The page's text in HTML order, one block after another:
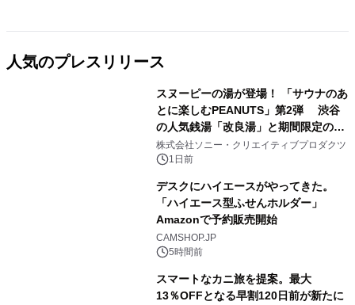
人気のプレスリリース
スヌーピーの湯が登場！ 「サウナのあ
とに楽しむPEANUTS」第2弾 渋谷
の人気銭湯「改良湯」と期間限定のコ
ラボレーション サウナイキタイコラ
ボグッズも発売決定！
株式会社ソニー・クリエイティブプロダクツ
1日前
デスクにハイエースがやってきた。
「ハイエース型ふせんホルダー」
Amazonで予約販売開始
CAMSHOP.JP
5時間前
スマートなカニ旅を提案。最大
13％OFFとなる早割120日前が新たに